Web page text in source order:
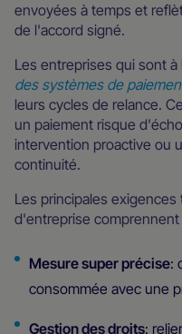
envoyées à temps et
de l'accord signé.
Les entreprises qui sont
des systèmes de
leurs cycles de relance.
un paiement risque
intervention proactive ou
continuité.
Les principales
d'entreprise comprennent
Mesure super précise:
consommée avec une
Gestion des droits: